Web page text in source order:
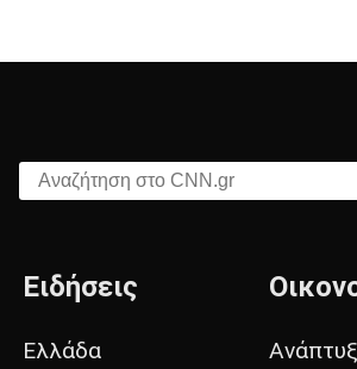
Αναζήτηση στο CNN.gr
Ειδήσεις
Ελλάδα